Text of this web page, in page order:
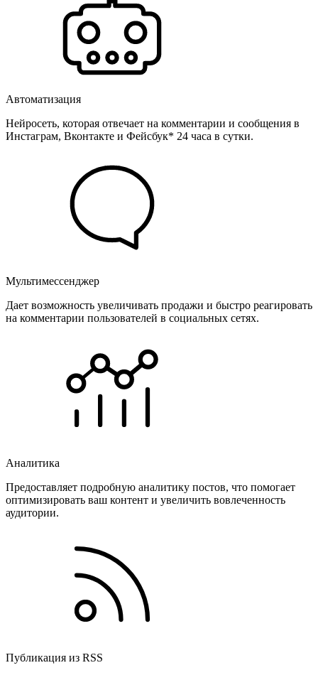
Автоматизация
Нейросеть, которая отвечает на комментарии и сообщения в
Инстаграм, Вконтакте и Фейсбук* 24 часа в сутки.
Мультимессенджер
Дает возможность увеличивать продажи и быстро реагировать
на комментарии пользователей в социальных сетях.
Аналитика
Предоставляет подробную аналитику постов, что помогает
оптимизировать ваш контент и увеличить вовлеченность
аудитории.
Публикация из RSS